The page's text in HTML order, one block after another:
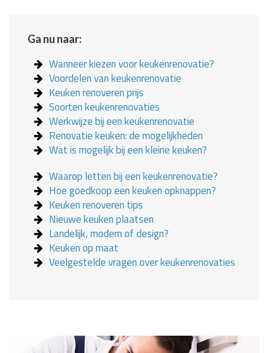
Ga nu naar:
Wanneer kiezen voor keukenrenovatie?
Voordelen van keukenrenovatie
Keuken renoveren prijs
Soorten keukenrenovaties
Werkwijze bij een keukenrenovatie
Renovatie keuken: de mogelijkheden
Wat is mogelijk bij een kleine keuken?
Waarop letten bij een keukenrenovatie?
Hoe goedkoop een keuken opknappen?
Keuken renoveren tips
Nieuwe keuken plaatsen
Landelijk, modern of design?
Keuken op maat
Veelgestelde vragen over keukenrenovaties